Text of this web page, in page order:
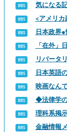
気になる
<アメリカ
日本政界
「在外」
リバータ
日本英語
映画なん
◆法律学
理科系掲
金融情報